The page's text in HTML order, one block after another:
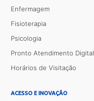
Enfermagem
Fisioterapia
Psicologia
Pronto Atendimento Digital
Horários de Visitação
ACESSO E INOVAÇÃO